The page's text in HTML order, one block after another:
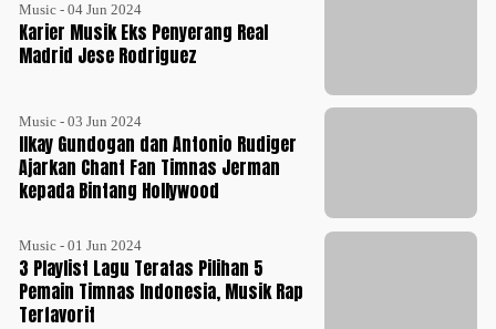
Music - 04 Jun 2024
Karier Musik Eks Penyerang Real
Madrid Jese Rodriguez
Music - 03 Jun 2024
Ilkay Gundogan dan Antonio Rudiger
Ajarkan Chant Fan Timnas Jerman
kepada Bintang Hollywood
Music - 01 Jun 2024
3 Playlist Lagu Teratas Pilihan 5
Pemain Timnas Indonesia, Musik Rap
Terfavorit